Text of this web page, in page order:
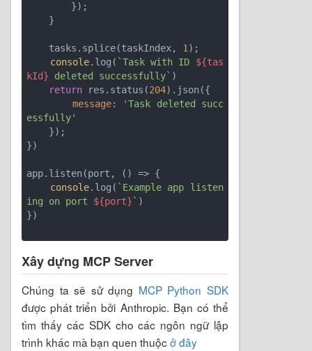
    tasks.splice(taskIndex,
1 );
console.log( `Task with ID ${tas
kId} deleted successfully` )
return res.status(204).json({
message:
'Task deleted succ
essfully'
})
app.listen(port, () => {
console.log( `Example app listen
ing on port ${port} ` )
})
Xây dựng MCP Server
Chúng ta sẽ sử dụng MCP Python SDK
được phát triển bởi Anthropic. Bạn có thể
tìm thấy các SDK cho các ngôn ngữ lập
trình khác mà bạn quen thuộcở đây